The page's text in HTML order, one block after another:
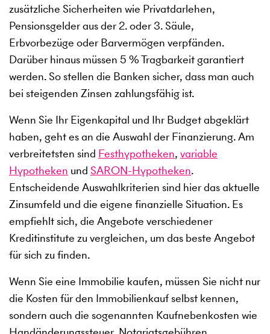
zusätzliche Sicherheiten wie Privatdarlehen,
Pensionsgelder aus der 2. oder 3. Säule,
Erbvorbezüge oder Barvermögen verpfänden.
Darüber hinaus müssen 5 % Tragbarkeit garantiert
werden. So stellen die Banken sicher, dass man auch
bei steigenden Zinsen zahlungsfähig ist.
Wenn Sie Ihr Eigenkapital und Ihr Budget abgeklärt
haben, geht es an die Auswahl der Finanzierung. Am
verbreitetsten sind Festhypotheken, variable
Hypotheken und SARON-Hypotheken.
Entscheidende Auswahlkriterien sind hier das aktuelle
Zinsumfeld und die eigene finanzielle Situation. Es
empfiehlt sich, die Angebote verschiedener
Kreditinstitute zu vergleichen, um das beste Angebot
für sich zu finden.
Wenn Sie eine Immobilie kaufen, müssen Sie nicht nur
die Kosten für den Immobilienkauf selbst kennen,
sondern auch die sogenannten Kaufnebenkosten wie